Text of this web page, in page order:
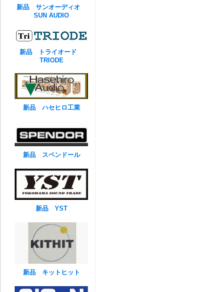
新品 サンオーディオ
SUN AUDIO
新品 トライオード
TRIODE
新品 ハセヒロ工業
新品 スペンドール
新品 YST
新品 キットヒット